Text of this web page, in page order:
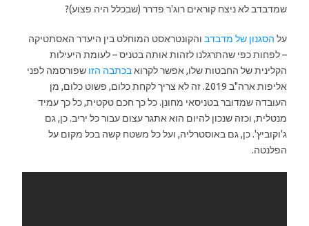
שמדבדב לא ניצח קוראים רוג'ר פדרר (שבכלל היה פצוע)?
על הסגנון של מדבדב והקונטראסט המוחלט בין היעדר האסתטיקה
– לפחות כפי שהתרגלנו לזהות אותה בטניס – לעומת היעילות
הקלינית של החבטות שלו, אפשר לקרואבכתבה הזו שפורסמה לפני
אליפות ארה"ב 2019. זה לא צריך לקחת כלום, פשוט כלום, מן
העובדה שמדובר בטניסאי מחונן. כל כך חכם טקטית, כל כך עמיד
מנטלית, וכזה שנכון להיום הוא אתגר עצום עבור כל יריב. כן, גם
ג'וקוביץ'. כן, גם באוסטרליה, ועל כל משטח קשה בכל מקום על
הפלנטה.